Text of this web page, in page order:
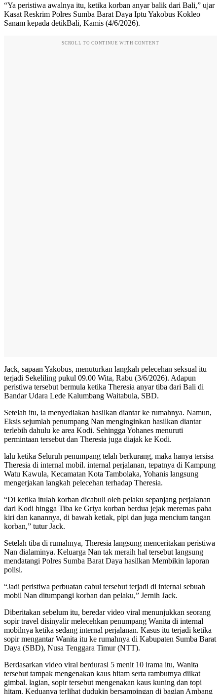
“Ya peristiwa awalnya itu, ketika korban anyar balik dari Bali,” ujar
Kasat Reskrim Polres Sumba Barat Daya Iptu Yakobus Kokleo
Sanam kepada detikBali, Kamis (4/6/2026).
SCROLL TO CONTINUE WITH CONTENT
Jack, sapaan Yakobus, menuturkan langkah pelecehan seksual itu
terjadi Sekeliling pukul 09.00 Wita, Rabu (3/6/2026). Adapun
peristiwa tersebut bermula ketika Theresia anyar tiba dari Bali di
Bandar Udara Lede Kalumbang Waitabula, SBD.
Setelah itu, ia menyediakan hasilkan diantar ke rumahnya. Namun,
Eksis sejumlah penumpang Nan menginginkan hasilkan diantar
terlebih dahulu ke area Kodi. Sehingga Yohanes menuruti
permintaan tersebut dan Theresia juga diajak ke Kodi.
lalu ketika Seluruh penumpang telah berkurang, maka hanya tersisa
Theresia di internal mobil. internal perjalanan, tepatnya di Kampung
Watu Kawula, Kecamatan Kota Tambolaka, Yohanis langsung
mengerjakan langkah pelecehan terhadap Theresia.
“Di ketika itulah korban dicabuli oleh pelaku sepanjang perjalanan
dari Kodi hingga Tiba ke Griya korban berdua jejak meremas paha
kiri dan kanannya, di bawah ketiak, pipi dan juga mencium tangan
korban,” tutur Jack.
Setelah tiba di rumahnya, Theresia langsung menceritakan peristiwa
Nan dialaminya. Keluarga Nan tak meraih hal tersebut langsung
mendatangi Polres Sumba Barat Daya hasilkan Membikin laporan
polisi.
“Jadi peristiwa perbuatan cabul tersebut terjadi di internal sebuah
mobil Nan ditumpangi korban dan pelaku,” Jernih Jack.
Diberitakan sebelum itu, beredar video viral menunjukkan seorang
sopir travel disinyalir melecehkan penumpang Wanita di internal
mobilnya ketika sedang internal perjalanan. Kasus itu terjadi ketika
sopir mengantar Wanita itu ke rumahnya di Kabupaten Sumba Barat
Daya (SBD), Nusa Tenggara Timur (NTT).
Berdasarkan video viral berdurasi 5 menit 10 irama itu, Wanita
tersebut tampak mengenakan kaus hitam serta rambutnya diikat
gimbal. lagian, sopir tersebut mengenakan kaus kuning dan topi
hitam. Keduanya terlihat dudukin bersampingan di bagian Ambang